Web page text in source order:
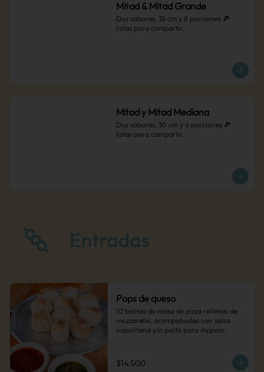
Mitad & Mitad Grande
Dos sabores, 35 cm y 8 porciones 🍕
listas para compartir.
Mitad y Mitad Mediana
Dos sabores, 30 cm y 6 porciones 🍕
listas para compartir.
Pops de queso
10 bolitas de masa de pizza rellenas de
mozzarella, acompañadas con salsa
napolitana y/o pesto para dippear.
$14.500